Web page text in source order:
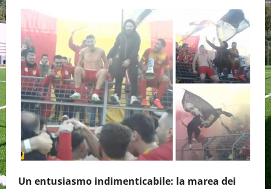
Un entusiasmo indimenticabile: la marea dei